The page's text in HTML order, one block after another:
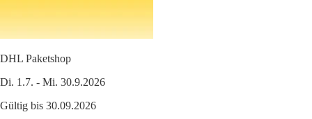
DHL Paketshop
Di. 1.7. - Mi. 30.9.2026
Gültig bis 30.09.2026